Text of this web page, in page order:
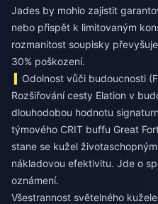
Jades by mohlo zajistit
nebo přispět k limitovaným
rozmanitost soupisky
30% poškození.
Odolnost vůči budoucnosti
Rozšiřování cesty Elation v
dlouhodobou hodnotu
týmového CRIT buffu Great
stane se kužel
nákladovou efektivitu. Jde o
oznámení.
Všestrannost světelného